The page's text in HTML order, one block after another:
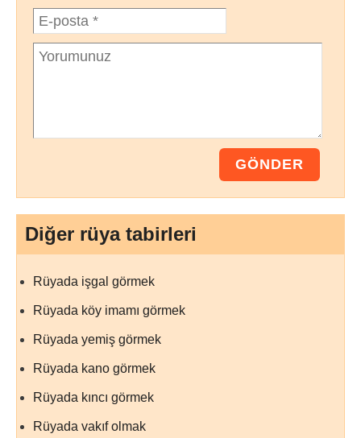
Diğer rüya tabirleri
Rüyada işgal görmek
Rüyada köy imamı görmek
Rüyada yemiş görmek
Rüyada kano görmek
Rüyada kıncı görmek
Rüyada vakıf olmak